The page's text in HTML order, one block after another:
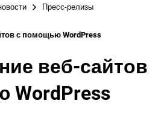
Български
Русский
Пресс-релизы
с помощью WordPress
веб-сайтов